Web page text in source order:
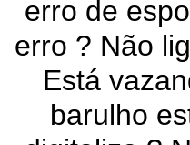
erro de
erro ? Não
Está
barulho